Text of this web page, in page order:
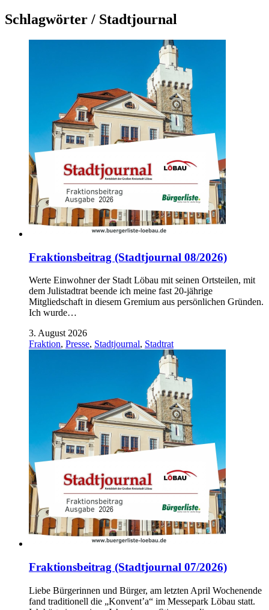
Schlagwörter / Stadtjournal
Fraktionsbeitrag (Stadtjournal 08/2026)
Werte Einwohner der Stadt Löbau mit seinen Ortsteilen, mit
dem Julistadtrat beende ich meine fast 20-jährige
Mitgliedschaft in diesem Gremium aus persönlichen Gründen.
Ich wurde…
3. August 2026
Fraktion, Presse, Stadtjournal, Stadtrat
Fraktionsbeitrag (Stadtjournal 07/2026)
Liebe Bürgerinnen und Bürger, am letzten April Wochenende
fand traditionell die „Konvent’a“ im Messepark Löbau statt.